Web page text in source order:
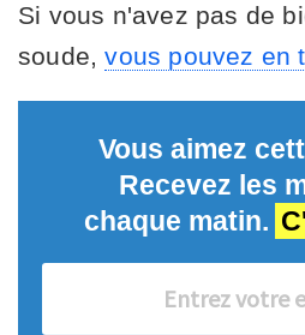
Si vous n'avez pas de
soude,vous pouvez en
Vous aimez
Recevez les
chaque matin.